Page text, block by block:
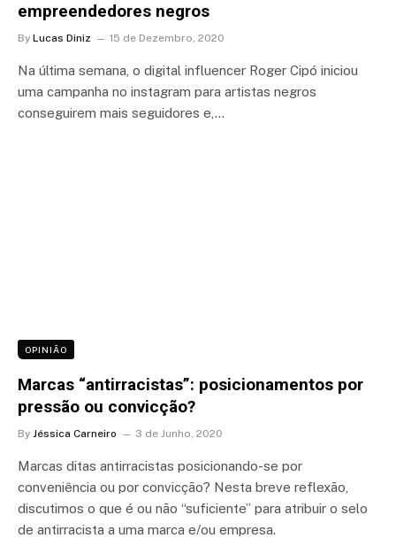
empreendedores negros
By Lucas Diniz 15 de Dezembro, 2020
Na última semana, o digital influencer Roger Cipó iniciou
uma campanha no instagram para artistas negros
conseguirem mais seguidores e,…
OPINIÃO
Marcas “antirracistas”: posicionamentos por
pressão ou convicção?
By Jéssica Carneiro 3 de Junho, 2020
Marcas ditas antirracistas posicionando-se por
conveniência ou por convicção? Nesta breve reflexão,
discutimos o que é ou não “suficiente” para atribuir o selo
de antirracista a uma marca e/ou empresa.